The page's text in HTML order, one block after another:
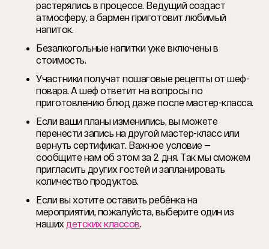
растерялись в процессе. Ведущий создаст
атмосферу, а бармен приготовит любимый
напиток.
Безалкогольные напитки уже включены в
стоимость.
Участники получат пошаговые рецепты от шеф-
повара. А шеф ответит на вопросы по
приготовлению блюд даже после мастер-класса.
Если ваши планы изменились, вы можете
перенести запись на другой мастер-класс или
вернуть сертификат. Важное условие —
сообщите нам об этом за 2 дня. Так мы сможем
пригласить других гостей и запланировать
количество продуктов.
Если вы хотите оставить ребёнка на
мероприятии, пожалуйста, выберите один из
наших детских классов.